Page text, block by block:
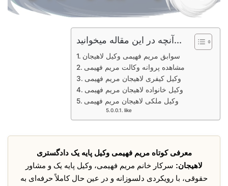
آنچه در این مقاله میخوانید...
سوابق مریم فهیمی وکیل لاهیجان
مشاهده پروانه وکالت مریم فهیمی
وکیل کیفری لاهیجان مریم فهیمی
وکیل خانواده لاهیجان مریم فهیمی
وکیل ملکی لاهیجان مریم فهیمی
like
معرفی کوتاه مریم فهیمی وکیل پایه یک دادگستری
لاهیجان: سرکار خانم مریم فهیمی، وکیل پایه یک و مشاور
حقوقی، با رویکردی دلسوزانه و در عین حال کاملاً حرفه‌ای به